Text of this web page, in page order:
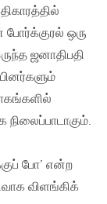
ஒரு
ஜனாதிபதி
நிலைப்பாடாகும்.
போ’ என்ற
விளங்கிக்